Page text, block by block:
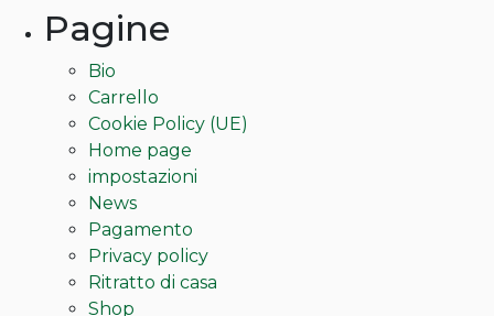
Pagine
Bio
Carrello
Cookie Policy (UE)
Home page
impostazioni
News
Pagamento
Privacy policy
Ritratto di casa
Shop